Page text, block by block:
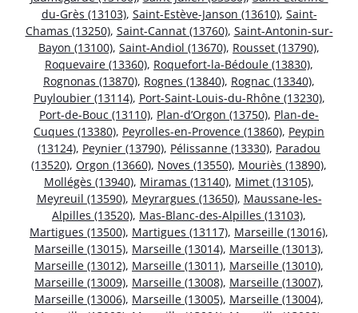
du-Grès (13103), Saint-Estève-Janson (13610), Saint-
Chamas (13250), Saint-Cannat (13760), Saint-Antonin-sur-
Bayon (13100), Saint-Andiol (13670), Rousset (13790),
Roquevaire (13360), Roquefort-la-Bédoule (13830),
Rognonas (13870), Rognes (13840), Rognac (13340),
Puyloubier (13114), Port-Saint-Louis-du-Rhône (13230),
Port-de-Bouc (13110), Plan-d’Orgon (13750), Plan-de-
Cuques (13380), Peyrolles-en-Provence (13860), Peypin
(13124), Peynier (13790), Pélissanne (13330), Paradou
(13520), Orgon (13660), Noves (13550), Mouriès (13890),
Mollégès (13940), Miramas (13140), Mimet (13105),
Meyreuil (13590), Meyrargues (13650), Maussane-les-
Alpilles (13520), Mas-Blanc-des-Alpilles (13103),
Martigues (13500), Martigues (13117), Marseille (13016),
Marseille (13015), Marseille (13014), Marseille (13013),
Marseille (13012), Marseille (13011), Marseille (13010),
Marseille (13009), Marseille (13008), Marseille (13007),
Marseille (13006), Marseille (13005), Marseille (13004),